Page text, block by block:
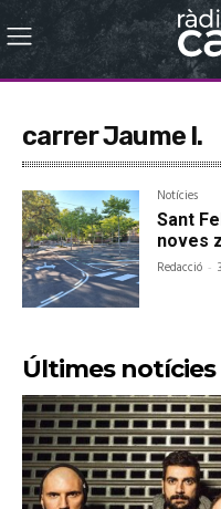
carrer Jaume I.
Notícies
Sant
noves
Redacció -
Últimes notícies